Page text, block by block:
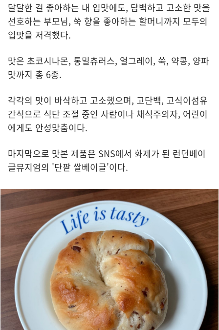
달달한 걸 좋아하는 내 입맛에도, 담백하고 고소한 맛을
선호하는 부모님, 쑥 향을 좋아하는 할머니까지 모두의
입맛을 저격했다.
맛은 초코시나몬, 통밀츄러스, 얼그레이, 쑥, 약콩, 양파
맛까지 총 6종.
각각의 맛이 바삭하고 고소했으며, 고단백, 고식이섬유
간식으로 식단 조절 중인 사람이나 채식주의자, 어린이
에게도 안성맞춤이다.
마지막으로 맛본 제품은 SNS에서 화제가 된 런던베이
글뮤지엄의 '단팥 쌀베이글'이다.